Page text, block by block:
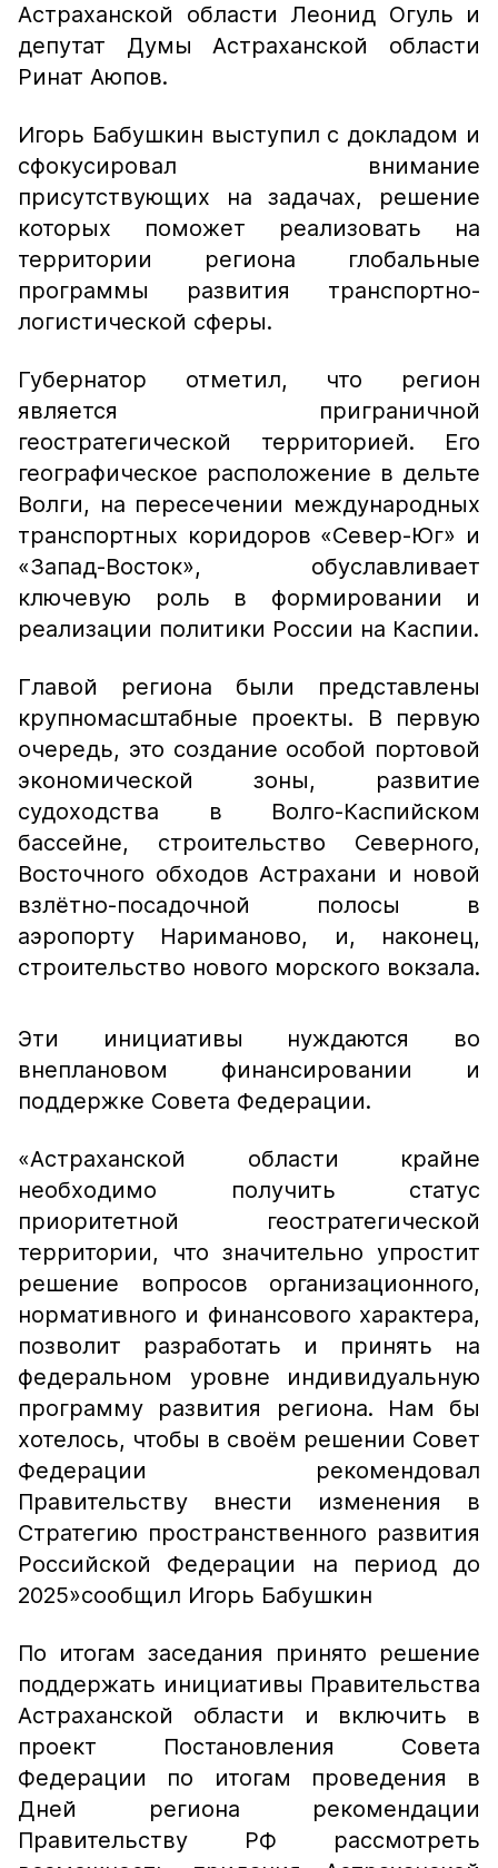
Астраханской области Леонид Огуль и
депутат Думы Астраханской области
Ринат Аюпов.
Игорь Бабушкин выступил с докладом и
сфокусировал внимание
присутствующих на задачах, решение
которых поможет реализовать на
территории региона глобальные
программы развития транспортно-
логистической сферы.
Губернатор отметил, что регион
является приграничной
геостратегической территорией. Его
географическое расположение в дельте
Волги, на пересечении международных
транспортных коридоров «Север-Юг» и
«Запад-Восток», обуславливает
ключевую роль в формировании и
реализации политики России на Каспии.
Главой региона были представлены
крупномасштабные проекты. В первую
очередь, это создание особой портовой
экономической зоны, развитие
судоходства в Волго-Каспийском
бассейне, строительство Северного,
Восточного обходов Астрахани и новой
взлётно-посадочной полосы в
аэропорту Нариманово, и, наконец,
строительство нового морского вокзала.
Эти инициативы нуждаются во
внеплановом финансировании и
поддержке Совета Федерации.
«Астраханской области крайне
необходимо получить статус
приоритетной геостратегической
территории, что значительно упростит
решение вопросов организационного,
нормативного и финансового характера,
позволит разработать и принять на
федеральном уровне индивидуальную
программу развития региона. Нам бы
хотелось, чтобы в своём решении Совет
Федерации рекомендовал
Правительству внести изменения в
Стратегию пространственного развития
Российской Федерации на период до
2025»сообщил Игорь Бабушкин
По итогам заседания принято решение
поддержать инициативы Правительства
Астраханской области и включить в
проект Постановления Совета
Федерации по итогам проведения в
Дней региона рекомендации
Правительству РФ рассмотреть